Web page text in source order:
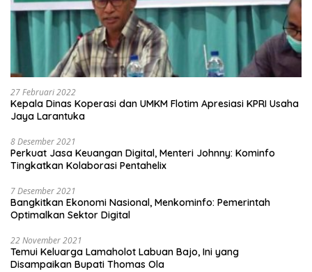
27 Februari 2022
Kepala Dinas Koperasi dan UMKM Flotim Apresiasi KPRI Usaha
Jaya Larantuka
8 Desember 2021
Perkuat Jasa Keuangan Digital, Menteri Johnny: Kominfo
Tingkatkan Kolaborasi Pentahelix
7 Desember 2021
Bangkitkan Ekonomi Nasional, Menkominfo: Pemerintah
Optimalkan Sektor Digital
22 November 2021
Temui Keluarga Lamaholot Labuan Bajo, Ini yang
Disampaikan Bupati Thomas Ola